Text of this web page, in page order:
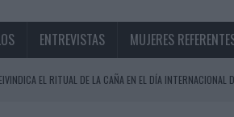
ENTREVISTAS MUJERES
EL RITUAL DE LA CAÑA EN EL DÍA INTERNACIONAL